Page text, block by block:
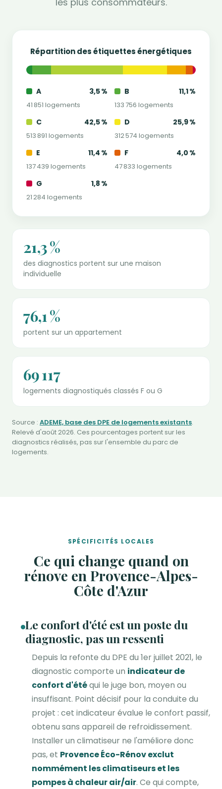
Répartition des étiquettes énergétiques
A 3,5 %
41 851 logements
B 11,1 %
133 756 logements
C 42,5 %
513 891 logements
D 25,9 %
312 574 logements
E 11,4 %
137 439 logements
F 4,0 %
47 833 logements
G 1,8 %
21 284 logements
21,3 %
des diagnostics portent sur une maison
individuelle
76,1 %
portent sur un appartement
69 117
logements diagnostiqués classés F ou G
Source : ADEME, base des DPE de logements existants.
Relevé d'août 2026. Ces pourcentages portent sur les
diagnostics réalisés, pas sur l'ensemble du parc de
logements.
SPÉCIFICITÉS LOCALES
Ce qui change quand on
rénove en Provence-Alpes-
Côte d'Azur
Le confort d'été est un poste du
diagnostic, pas un ressenti
Depuis la refonte du DPE du 1er juillet 2021, le
diagnostic comporte un indicateur de
confort d'étéqui le juge bon, moyen ou
insuffisant. Point décisif pour la conduite du
projet : cet indicateur évalue le confort passif,
obtenu sans appareil de refroidissement.
Installer un climatiseur ne l'améliore donc
pas, et Provence Éco-Rénov exclut
nommément les climatiseurs et les
pompes à chaleur air/air. Ce qui compte,